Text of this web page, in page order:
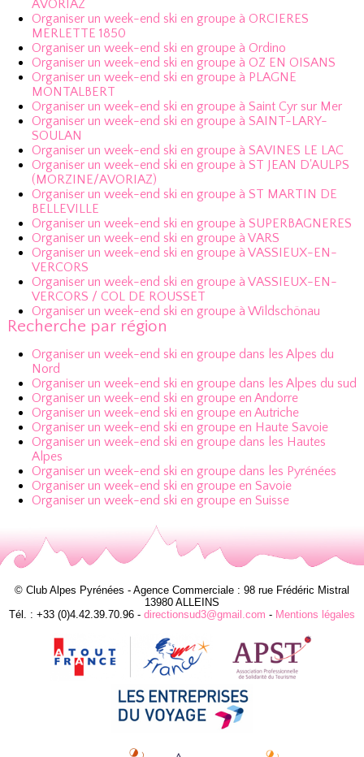
AVORIAZ
Organiser un week-end ski en groupe à ORCIERES
MERLETTE 1850
Organiser un week-end ski en groupe à Ordino
Organiser un week-end ski en groupe à OZ EN OISANS
Organiser un week-end ski en groupe à PLAGNE
MONTALBERT
Organiser un week-end ski en groupe à Saint Cyr sur Mer
Organiser un week-end ski en groupe à SAINT-LARY-
SOULAN
Organiser un week-end ski en groupe à SAVINES LE LAC
Organiser un week-end ski en groupe à ST JEAN D'AULPS
(MORZINE/AVORIAZ)
Organiser un week-end ski en groupe à ST MARTIN DE
BELLEVILLE
Organiser un week-end ski en groupe à SUPERBAGNERES
Organiser un week-end ski en groupe à VARS
Organiser un week-end ski en groupe à VASSIEUX-EN-
VERCORS
Organiser un week-end ski en groupe à VASSIEUX-EN-
VERCORS / COL DE ROUSSET
Organiser un week-end ski en groupe à Wildschönau
Recherche par région
Organiser un week-end ski en groupe dans les Alpes du
Nord
Organiser un week-end ski en groupe dans les Alpes du sud
Organiser un week-end ski en groupe en Andorre
Organiser un week-end ski en groupe en Autriche
Organiser un week-end ski en groupe en Haute Savoie
Organiser un week-end ski en groupe dans les Hautes
Alpes
Organiser un week-end ski en groupe dans les Pyrénées
Organiser un week-end ski en groupe en Savoie
Organiser un week-end ski en groupe en Suisse
© Club Alpes Pyrénées - Agence Commerciale : 98 rue Frédéric Mistral
13980 ALLEINS
Tél. : +33 (0)4.42.39.70.96 - directionsud3@gmail.com - Mentions légales